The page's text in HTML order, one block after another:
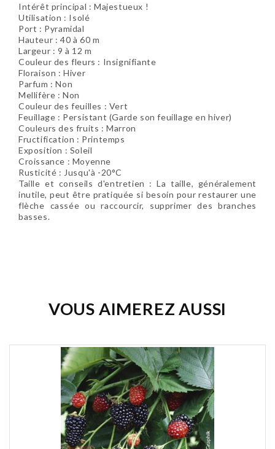
Intérêt principal : Majestueux !
Utilisation : Isolé
Port : Pyramidal
Hauteur : 40 à 60 m
Largeur : 9 à 12 m
Couleur des fleurs : Insignifiante
Floraison :Hiver
Parfum : Non
Mellifère : Non
Couleur des feuilles : Vert
Feuillage : Persistant (Garde son feuillage en hiver)
Couleurs des fruits :Marron
Fructification : Printemps
Exposition : Soleil
Croissance : Moyenne
Rusticité : Jusqu'à -20°C
Taille et conseils d'entretien :La taille, généralement
inutile, peut être pratiquée si besoin pour restaurer une
flèche cassée ou raccourcir, supprimer des branches
basses.
VOUS AIMEREZ AUSSI